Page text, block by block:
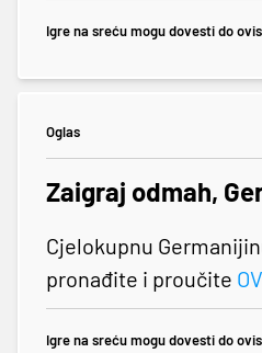
Igre na sreću mogu dovesti do
Oglas
Zaigraj odmah,
Cjelokupnu
pronađite i proučite
Igre na sreću mogu dovesti do